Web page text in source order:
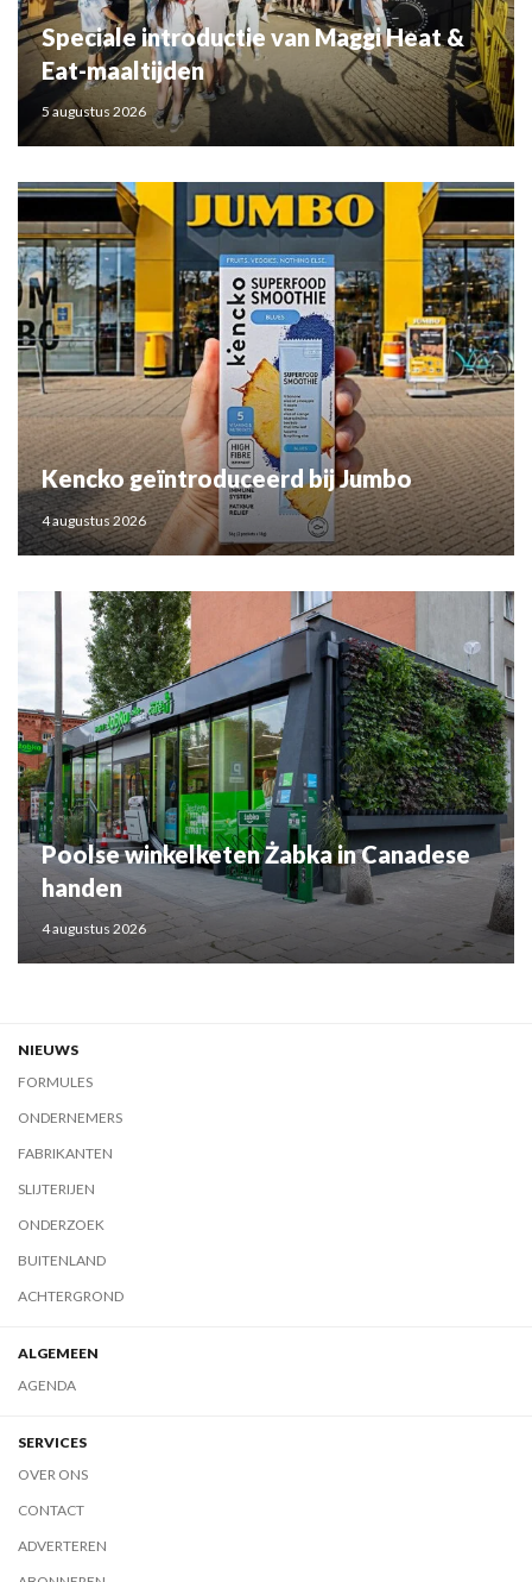
Speciale introductie van Maggi Heat &
Eat-maaltijden
5 augustus 2026
Kencko geïntroduceerd bij Jumbo
4 augustus 2026
Poolse winkelketen Żabka in Canadese
handen
4 augustus 2026
NIEUWS
FORMULES
ONDERNEMERS
FABRIKANTEN
SLIJTERIJEN
ONDERZOEK
BUITENLAND
ACHTERGROND
ALGEMEEN
AGENDA
SERVICES
OVER ONS
CONTACT
ADVERTEREN